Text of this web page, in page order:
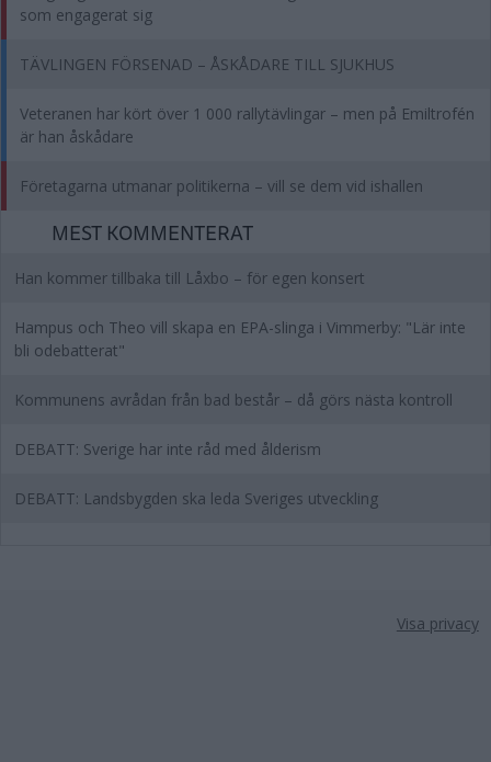
som engagerat sig
TÄVLINGEN FÖRSENAD – ÅSKÅDARE TILL SJUKHUS
Veteranen har kört över 1 000 rallytävlingar – men på Emiltrofén
är han åskådare
Företagarna utmanar politikerna – vill se dem vid ishallen
MEST KOMMENTERAT
Han kommer tillbaka till Låxbo – för egen konsert
Hampus och Theo vill skapa en EPA-slinga i Vimmerby: "Lär inte
bli odebatterat"
Kommunens avrådan från bad består – då görs nästa kontroll
DEBATT: Sverige har inte råd med ålderism
DEBATT: Landsbygden ska leda Sveriges utveckling
Visa privacy